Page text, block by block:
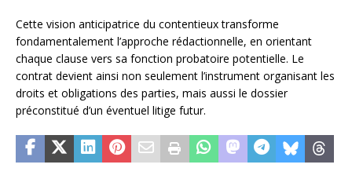
Cette vision anticipatrice du contentieux transforme
fondamentalement l’approche rédactionnelle, en orientant
chaque clause vers sa fonction probatoire potentielle. Le
contrat devient ainsi non seulement l’instrument organisant les
droits et obligations des parties, mais aussi le dossier
préconstitué d’un éventuel litige futur.